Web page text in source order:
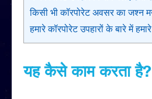
किसी भी कॉरपोरेट अवसर का जश्न
हमारे कॉरपोरेट उपहारों के बारे में
यह कैसे काम करता है?